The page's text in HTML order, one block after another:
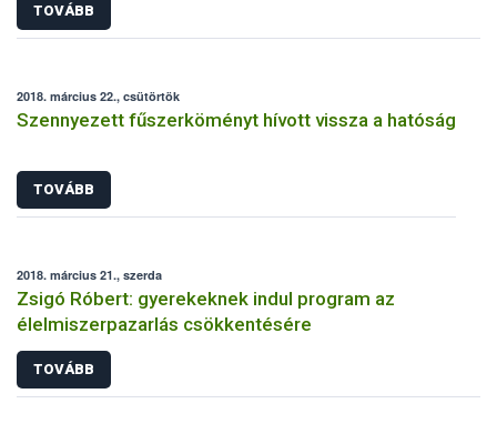
TOVÁBB
2018. március 22., csütörtök
Szennyezett fűszerköményt hívott vissza a hatóság
TOVÁBB
2018. március 21., szerda
Zsigó Róbert: gyerekeknek indul program az
élelmiszerpazarlás csökkentésére
TOVÁBB